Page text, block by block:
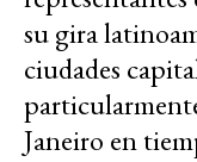
su gira
ciudades
Janeiro en